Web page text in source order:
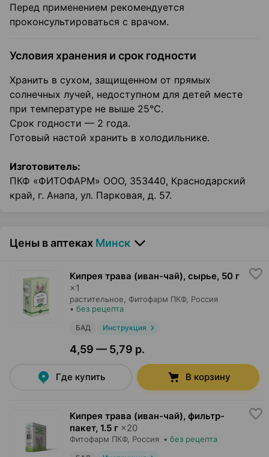
Перед применением рекомендуется
проконсультироваться с врачом.
Условия хранения и срок годности
Хранить в сухом, защищенном от прямых
солнечных лучей, недоступном для детей месте
при температуре не выше 25°С.
Срок годности — 2 года.
Готовый настой хранить в холодильнике.
Изготовитель:
ПКФ «ФИТОФАРМ» ООО, 353440, Краснодарский
край, г. Анапа, ул. Парковая, д. 57.
Цены в аптеках Минск
Кипрея трава (иван-чай), сырье, 50 г
×1
растительное, Фитофарм ПКФ, Россия
• без рецепта
БАД Инструкция
4,59 — 5,79 р.
Где купить В корзину
Кипрея трава (иван-чай), фильтр-
пакет, 1.5 г ×20
Фитофарм ПКФ, Россия • без рецепта